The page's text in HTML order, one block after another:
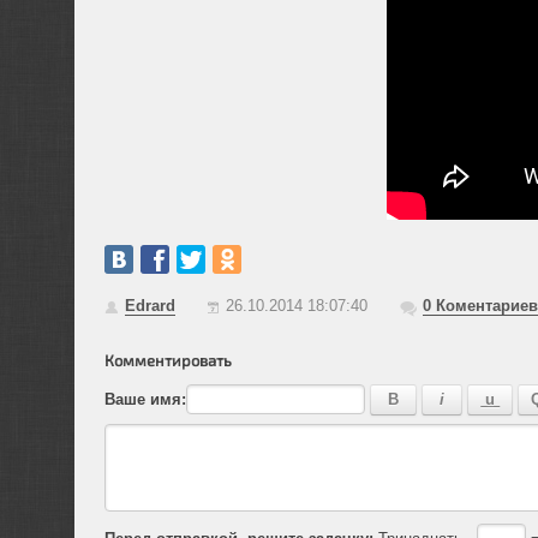
Edrard 26.10.2014 18:07:40 0Коментариев
Комментировать
Ваше имя: